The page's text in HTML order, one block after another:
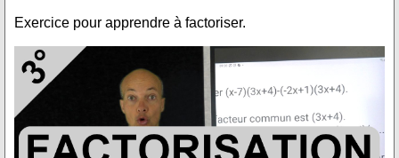
Exercice pour apprendre à factoriser.